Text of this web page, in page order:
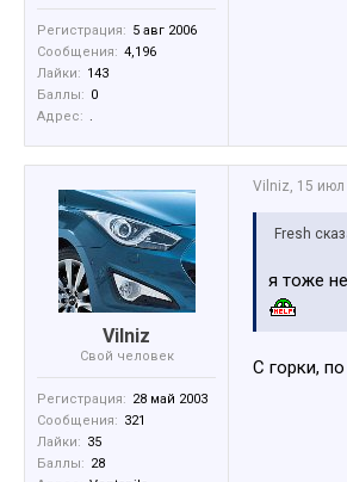
Регистрация: 5 авг 2006
Сообщения: 4,196
Лайки: 143
Баллы: 0
Адрес: .
Vilniz
Свой человек
Регистрация: 28 май 2003
Сообщения: 321
Лайки: 35
Баллы: 28
Vilniz, 15 июл
Fresh
я тоже
C горки,